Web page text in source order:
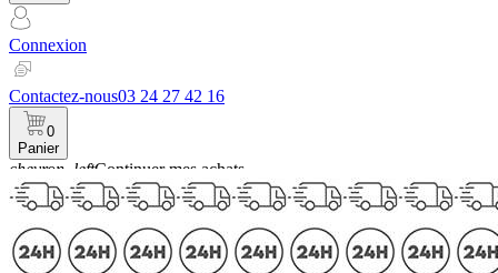
Connexion
Contactez-nous03 24 27 42 16
0
Panier
chevron_leftContinuer mes achats
Panier